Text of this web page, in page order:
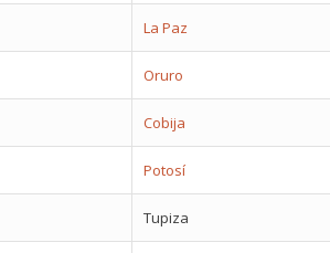
La Paz
Oruro
Cobija
Potosí
Tupiza